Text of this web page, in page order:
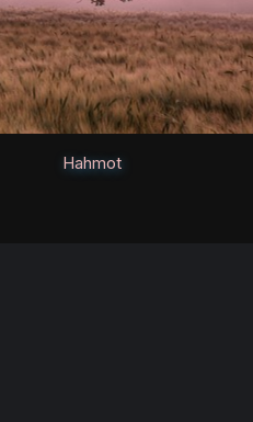
Hahmot